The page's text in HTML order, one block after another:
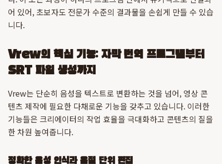
어 있어, 초보자도 전문가 수준의 결과물을 손쉽게 만들 수 있습
니다.
Vrew의 핵심 기능: 자막 번역 프로그램부터
SRT 파일 생성까지
Vrew는 단순히 음성을 텍스트로 변환하는 것을 넘어, 영상 콘
텐츠 제작에 필요한 다채로운 기능을 갖추고 있습니다. 이러한
기능들은 크리에이터의 작업 효율을 극대화하고 콘텐츠의 질을
한 차원 높여줍니다.
정확한 음성 인식과 음절 단위 편집